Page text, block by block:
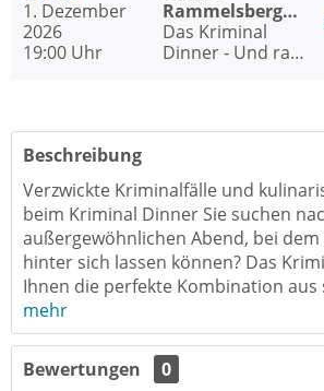
1. Dezember
2026
19:00 Uhr
Rammelsberg
Goslar
Das Kriminal
Dinner - Und raus
Beschreibung
Verzwickte Kriminalfälle und
beim Kriminal Dinner Sie suchen
außergewöhnlichen Abend, bei dem
hinter sich lassen können? Das
Ihnen die perfekte Kombination aus
mehr
Bewertungen
0